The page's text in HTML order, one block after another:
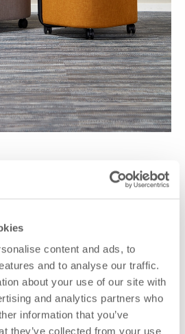
content and ads, to
and to analyse our traffic.
about your use of our site with
and analytics partners who
information that you’ve
they’ve collected from your use